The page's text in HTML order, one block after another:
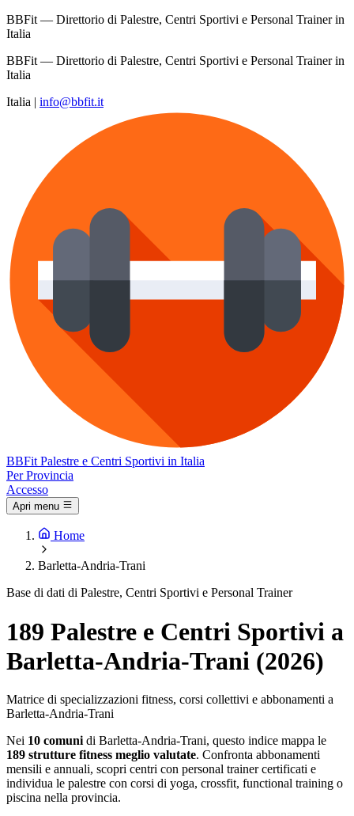
BBFit — Direttorio di Palestre, Centri Sportivi e Personal Trainer in
Italia
BBFit — Direttorio di Palestre, Centri Sportivi e Personal Trainer in
Italia
Italia | info@bbfit.it
BBFit Palestre e Centri Sportivi in Italia
Per Provincia
Accesso
Apri menu
Home
Barletta-Andria-Trani
Base di dati di Palestre, Centri Sportivi e Personal Trainer
189 Palestre e Centri Sportivi a
Barletta-Andria-Trani (2026)
Matrice di specializzazioni fitness, corsi collettivi e abbonamenti a
Barletta-Andria-Trani
Nei 10 comuni di Barletta-Andria-Trani, questo indice mappa le
189 strutture fitness meglio valutate. Confronta abbonamenti
mensili e annuali, scopri centri con personal trainer certificati e
individua le palestre con corsi di yoga, crossfit, functional training o
piscina nella provincia.